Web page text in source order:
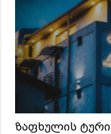
ზაფხულის